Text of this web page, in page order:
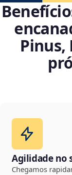
Pinus,
Agilidade no
Chegamos